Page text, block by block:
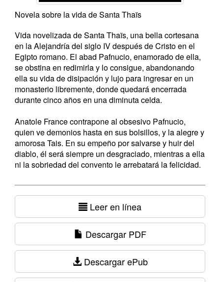
Novela sobre la vida de Santa Thaïs
Vida novelizada de Santa Thaïs, una bella cortesana
en la Alejandría del siglo IV después de Cristo en el
Egipto romano. El abad Pafnucio, enamorado de ella,
se obstina en redimirla y lo consigue, abandonando
ella su vida de disipación y lujo para ingresar en un
monasterio libremente, donde quedará encerrada
durante cinco años en una diminuta celda.
Anatole France contrapone al obsesivo Pafnucio,
quien ve demonios hasta en sus bolsillos, y la alegre y
amorosa Tais. En su empeño por salvarse y huir del
diablo, él será siempre un desgraciado, mientras a ella
ni la sobriedad del convento le arrebatará la felicidad.
Leer en línea
Descargar PDF
Descargar ePub